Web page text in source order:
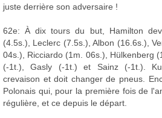
juste derrière son adversaire !
62e: À dix tours du but, Hamilton
(4.5s.), Leclerc (7.5s.), Albon (16.6s.),
04s.), Ricciardo (1m. 06s.), Hülkenberg
(-1t.), Gasly (-1t.) et Sainz (-1t.).
crevaison et doit changer de pneus.
Polonais qui, pour la première fois de
régulière, et ce depuis le départ.